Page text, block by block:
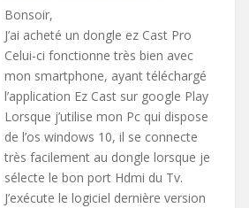
Bonsoir,
J’ai acheté un dongle ez Cast Pro
Celui-ci fonctionne très bien avec
mon smartphone, ayant téléchargé
l’application Ez Cast sur google Play
Lorsque j’utilise mon Pc qui dispose
de l’os windows 10, il se connecte
très facilement au dongle lorsque je
sélecte le bon port Hdmi du Tv.
J’exécute le logiciel dernière version